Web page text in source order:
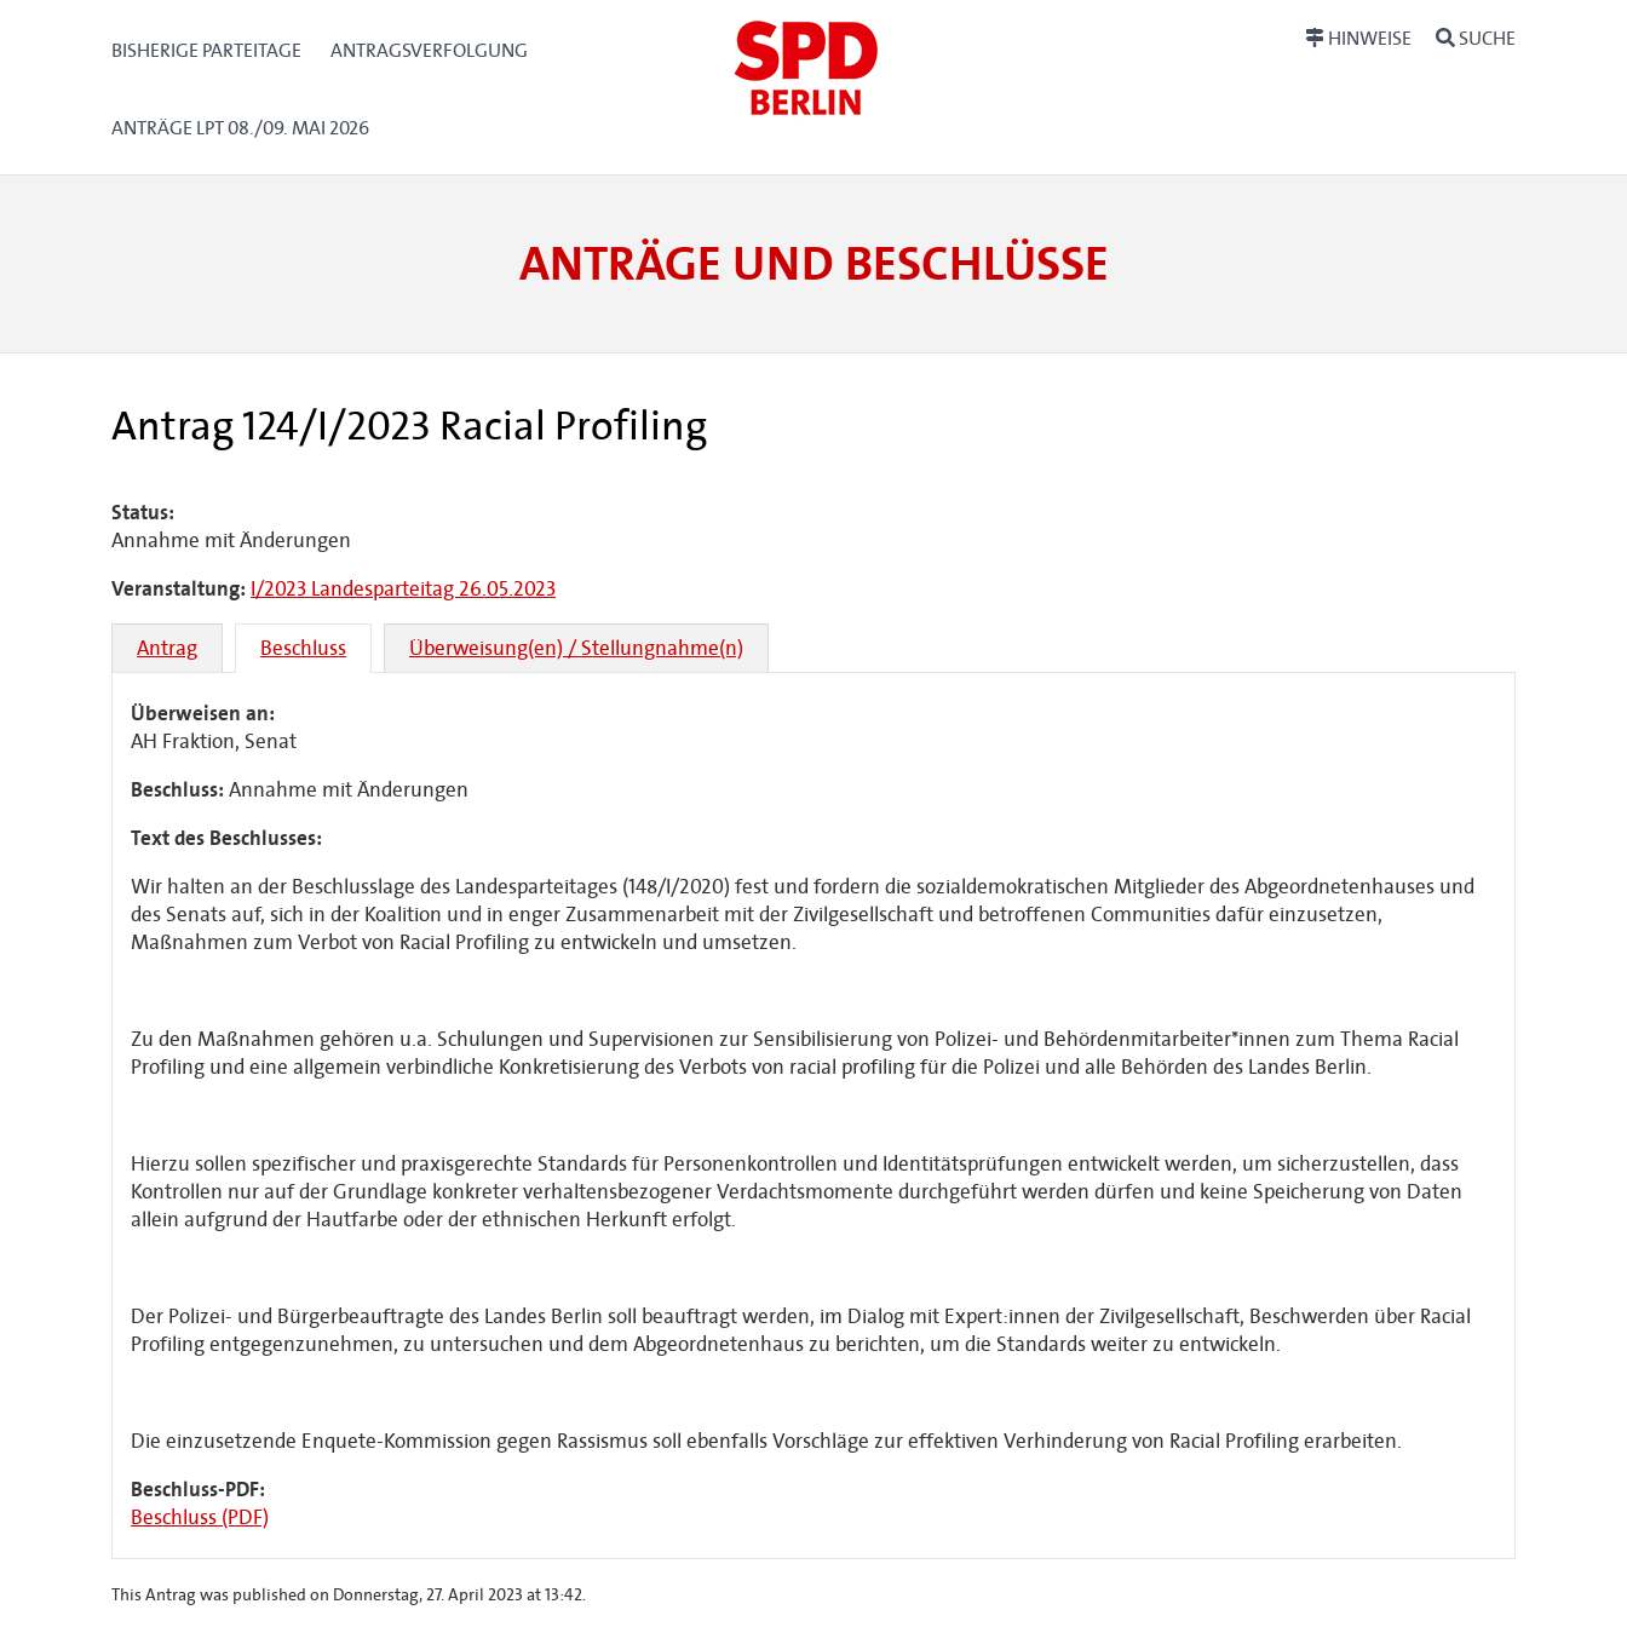
BISHERIGE PARTEITAGE ANTRAGSVERFOLGUNG
ANTRÄGE LPT 08./09. MAI 2026
HINWEISE SUCHE
ANTRÄGE UND BESCHLÜSSE
Antrag 124/I/2023 Racial Profiling
Status:
Annahme mit Änderungen
Veranstaltung: I/2023 Landesparteitag 26.05.2023
Antrag Beschluss Überweisung(en) / Stellungnahme(n)
Überweisen an:
AH Fraktion, Senat
Beschluss: Annahme mit Änderungen
Text des Beschlusses:
Wir halten an der Beschlusslage des Landesparteitages (148/I/2020) fest und fordern die sozialdemokratischen Mitglieder des Abgeordnetenhauses und
des Senats auf, sich in der Koalition und in enger Zusammenarbeit mit der Zivilgesellschaft und betroffenen Communities dafür einzusetzen,
Maßnahmen zum Verbot von Racial Profiling zu entwickeln und umsetzen.
Zu den Maßnahmen gehören u.a. Schulungen und Supervisionen zur Sensibilisierung von Polizei- und Behördenmitarbeiter*innen zum Thema Racial
Profiling und eine allgemein verbindliche Konkretisierung des Verbots von racial profiling für die Polizei und alle Behörden des Landes Berlin.
Hierzu sollen spezifischer und praxisgerechte Standards für Personenkontrollen und Identitätsprüfungen entwickelt werden, um sicherzustellen, dass
Kontrollen nur auf der Grundlage konkreter verhaltensbezogener Verdachtsmomente durchgeführt werden dürfen und keine Speicherung von Daten
allein aufgrund der Hautfarbe oder der ethnischen Herkunft erfolgt.
Der Polizei- und Bürgerbeauftragte des Landes Berlin soll beauftragt werden, im Dialog mit Expert:innen der Zivilgesellschaft, Beschwerden über Racial
Profiling entgegenzunehmen, zu untersuchen und dem Abgeordnetenhaus zu berichten, um die Standards weiter zu entwickeln.
Die einzusetzende Enquete-Kommission gegen Rassismus soll ebenfalls Vorschläge zur effektiven Verhinderung von Racial Profiling erarbeiten.
Beschluss-PDF:
Beschluss (PDF)
This Antrag was published on Donnerstag, 27. April 2023 at 13:42.